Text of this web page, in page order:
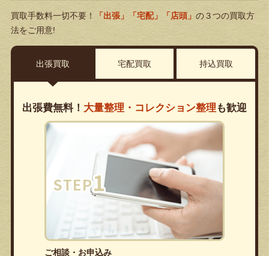
買取手数料一切不要！ 「出張」「宅配」「店頭」 の３つの買取方
法をご用意!
出張買取 宅配買取 持込買取
出張費無料！ 大量整理・コレクション整理 も歓迎
ご相談・お申込み